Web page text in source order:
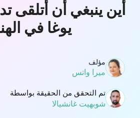
أين ينبغي أن أتلقى
يوغا في
مؤلف
ميرا واتس
تم التحقق من الحقيقة بواسطة
شوبهيت غانشيالا